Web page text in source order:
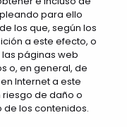
para ello
los que, según los
a este efecto, o
páginas web
o, en general, de
Internet a este
de daño o
de los contenidos.